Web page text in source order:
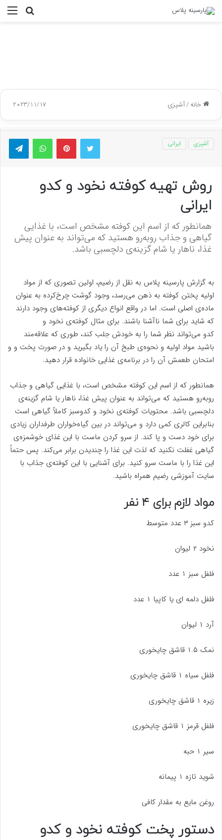
جستجو
خانه/آشپزی 2023/11/17
توییتر پینتریستواتس آپ
آشپزی ایرانی
روش تهیه کوفته نخود و کدو
ایرانی
همانطور که از اسم این کوفته مشخص است، با غذایی
گیاهی و جذاب روبه‌رو هستید که می‌تواند به عنوان پیش
غذا، ناهار یا شام گزینه‌ی دلچسبی باشد.
به گزارش پارسینه پلاس به نقل از رضیم، اولین تصوری که از مواد
اولیه پختن کوفته به ذهن می‌رسد، وجود گوشت چرخ‌کرده به عنوان
ماده‌ی اصلی است. اما در واقع انواع دیگری از کوفته‌های وجود دارند
که شاید برای شما ناآشنا باشند. برای مثال کوفته‌ی نخود و
کدو می‌تواند نظر شما را به خودش جلب کند، طوری که علاقه‌مند
باشید مواد اولیه و نحوه‌ی طبخ آن را یاد بگیرید و در صورت پخت و و
امتحان طعمش آن را در برنامه‌ی غذایی خانواده قرار دهید.
همانطور که از اسم این کوفته مشخص است، با غذایی گیاهی و جذاب
روبه‌رو هستید که می‌تواند به عنوان پیش غذا، ناهار یا شام گزینه‌ی
دلچسبی باشد. محتویات کوفته‌ی نخود و کدوسبز کاملاً گیاهی است
بنابراین کالری کمی دارد و می‌تواند در بین گیاه‌خواران طرفداران زیادی
برای خود دست و پا کند. از سرو کردن ماست با این غذای خوشمزه‌ی
گیاهی غفلت نکنید که لذت این غذا را چندیدن برابر می‌کند. پس حتماً
این غذا را با ماست سرو کنید. برای آشنایی با این کوفته‌ی جذاب با
سایت آموزشی رضیم همراه باشید.
مواد لازم برای ۴ نفر
کدو سبز ۳ عدد متوسط
نخود ۲ لیوان
فلفل سبز ۱ عدد
فلفل دلمه ای یا کاپیا ۱ عدد
آرد ۱ لیوان
نمک ۱.۵ قاشق چایخوری
فلفل سیاه ۱ قاشق چایخوری
زیره ۱ قاشق چایخوری
فلفل قرمز ۱ قاشق چایخوری
سیر ۱ حبه
شوید تازه ۱ پیمانه
روغن مایع به مقدار کافی
دستور پخت کوفته نخود و کدو